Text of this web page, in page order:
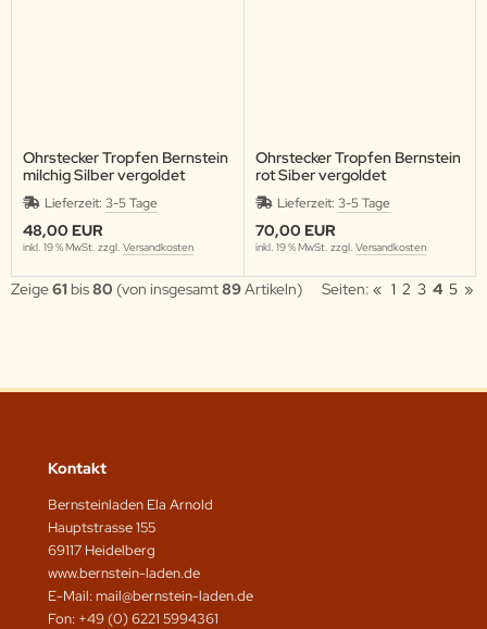
Ohrstecker Tropfen Bernstein
milchig Silber vergoldet
Lieferzeit: 3-5 Tage
48,00 EUR
inkl. 19 % MwSt. zzgl. Versandkosten
Ohrstecker Tropfen Bernstein
rot Siber vergoldet
Lieferzeit: 3-5 Tage
70,00 EUR
inkl. 19 % MwSt. zzgl. Versandkosten
Zeige61 bis80 (von insgesamt89Artikeln) Seiten: « 1 2 3 4 5 »
Kontakt
Bernsteinladen Ela Arnold
Hauptstrasse 155
69117 Heidelberg
www.bernstein-laden.de
E-Mail: mail@bernstein-laden.de
Fon: +49 (0) 6221 5994361